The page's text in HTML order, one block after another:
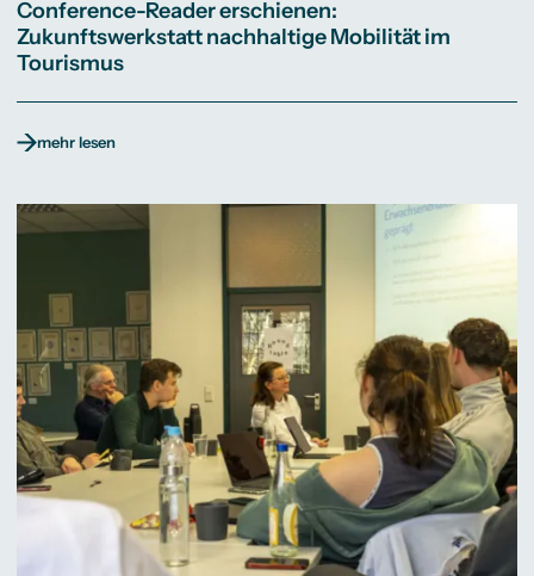
Conference-Reader erschienen:
Zukunftswerkstatt nachhaltige Mobilität im
Tourismus
mehr lesen